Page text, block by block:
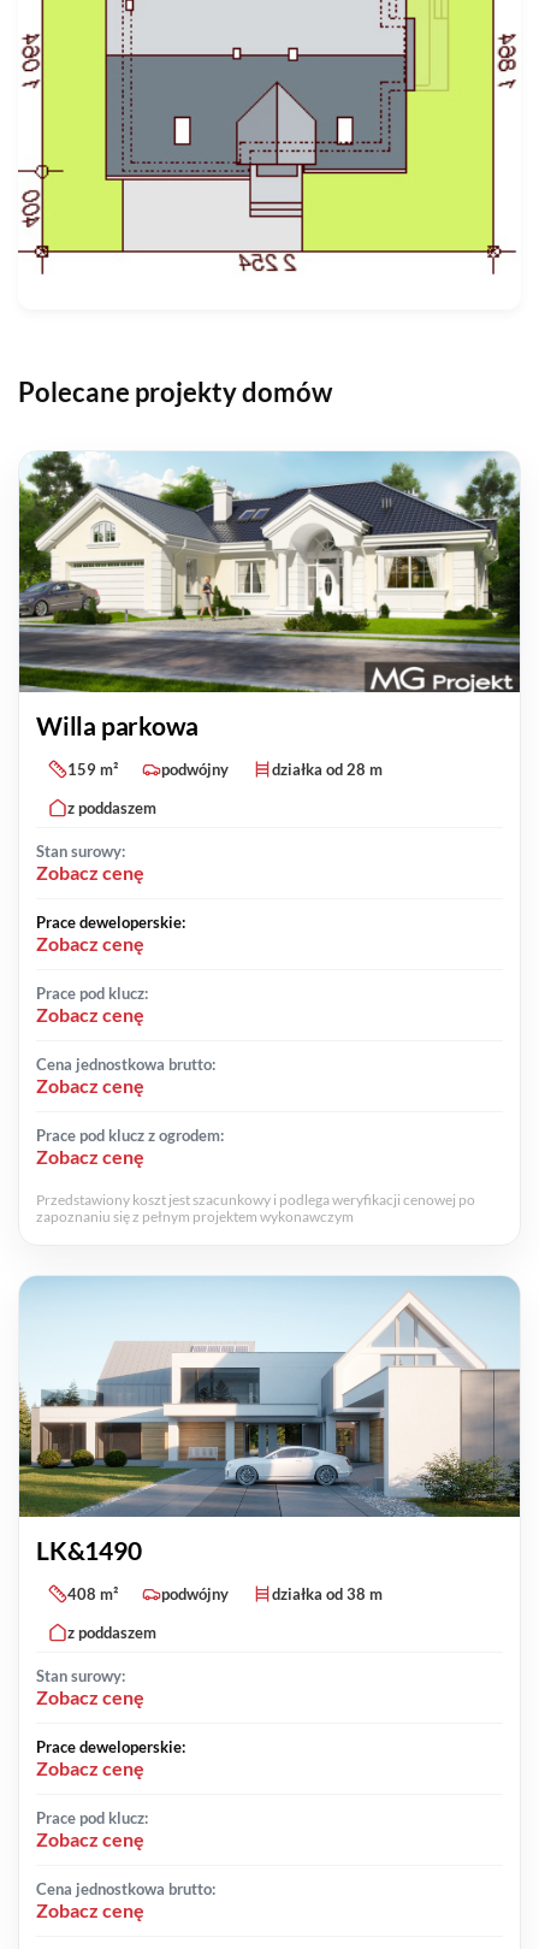
Polecane projekty domów
Willa parkowa
159 m² podwójny
działka od 28 m
z poddaszem
Stan surowy:
Zobacz cenę
Prace deweloperskie:
Zobacz cenę
Prace pod klucz:
Zobacz cenę
Cena jednostkowa brutto:
Zobacz cenę
Prace pod klucz z ogrodem:
Zobacz cenę
Przedstawiony koszt jest szacunkowy i podlega weryfikacji cenowej po
zapoznaniu się z pełnym projektem wykonawczym
LK&1490
408 m² podwójny
działka od 38 m
z poddaszem
Stan surowy:
Zobacz cenę
Prace deweloperskie:
Zobacz cenę
Prace pod klucz:
Zobacz cenę
Cena jednostkowa brutto:
Zobacz cenę